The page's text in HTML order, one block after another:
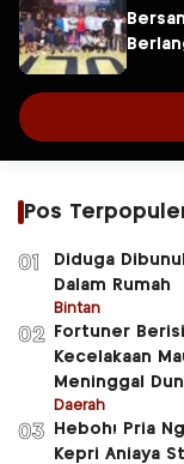
Pos
01
Diduga
Dalam Rumah
Bintan
02
Fortuner
Kecelakaan
Meninggal
Daerah
03
Heboh! Pria
Kepri Aniaya